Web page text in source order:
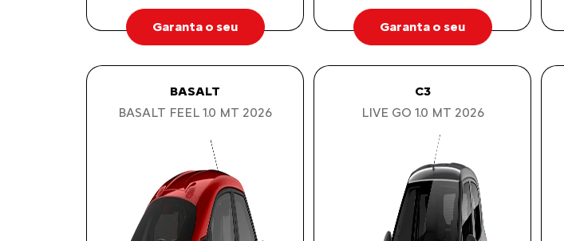
Garanta o seu Garanta o seu
BASALT
BASALT FEEL 1.0 MT 2026
C3
LIVE GO 1.0 MT 2026